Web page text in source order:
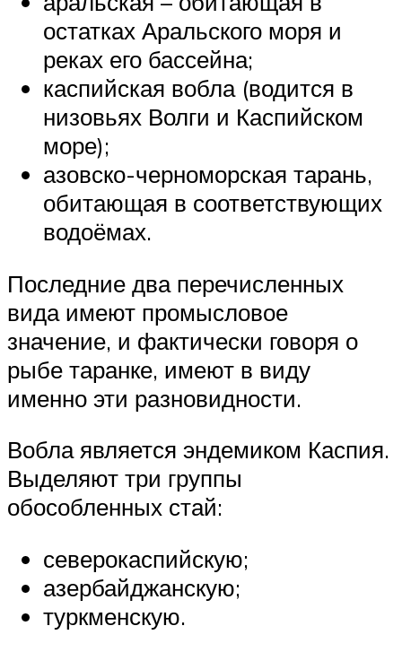
остатках Аральского моря и
реках его бассейна;
каспийская вобла (водится в
низовьях Волги и Каспийском
море);
азовско-черноморская тарань,
обитающая в соответствующих
водоёмах.
Последние два перечисленных
вида имеют промысловое
значение, и фактически говоря о
рыбе таранке, имеют в виду
именно эти разновидности.
Вобла является эндемиком Каспия.
Выделяют три группы
обособленных стай:
северокаспийскую;
азербайджанскую;
туркменскую.